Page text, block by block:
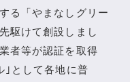
る「やまなしグリー
駆けて創設しまし
者等が認証を取得
｣として各地に普